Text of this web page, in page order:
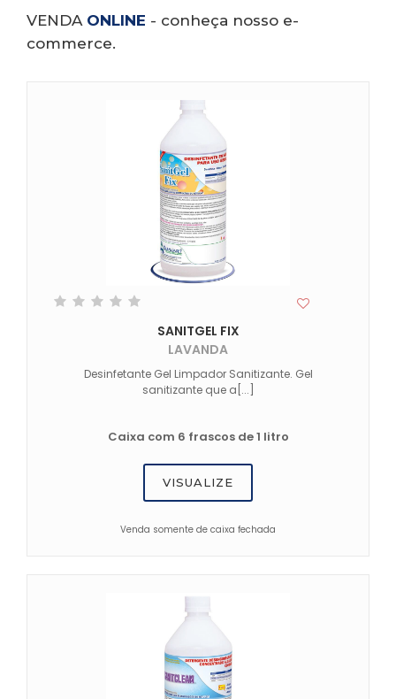
VENDA ONLINE - conheça nosso e-
commerce.
VISUALIZE
SANITGEL FIX
LAVANDA
Desinfetante Gel Limpador Sanitizante. Gel
sanitizante que a[...]
Caixa com 6 frascos de 1 litro
VISUALIZE
Venda somente de caixa fechada